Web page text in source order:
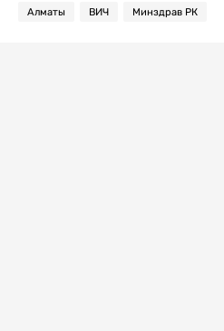
Алматы ВИЧ Минздрав РК